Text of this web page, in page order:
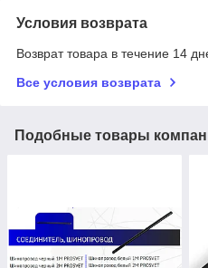
Условия возврата
Возврат товара в течение 14
Все условия возврата
Подобные товары